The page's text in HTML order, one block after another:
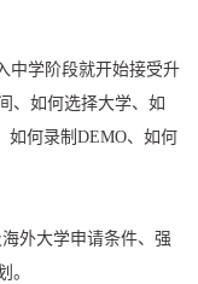
中学阶段就开始接受升
、如何选择大学、如
如何录制DEMO、如何
外大学申请条件、强
。